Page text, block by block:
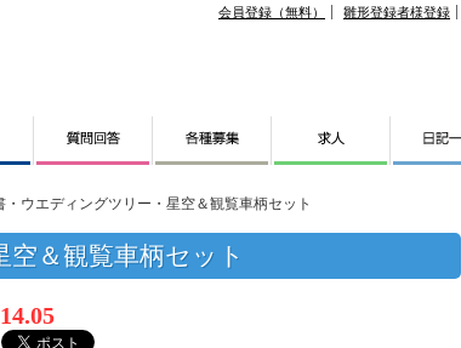
会員登録（無料） 雛形登録者様登録
・ウエディングツリー・星空＆観覧車柄セット
＆観覧車柄セット